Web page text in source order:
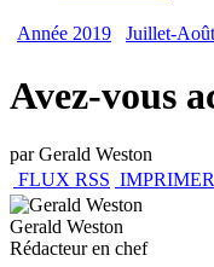
Année 2019 Juillet-Août
Avez-vous
par Gerald Weston
FLUX RSS IMPRIMER
Gerald Weston
Rédacteur en chef